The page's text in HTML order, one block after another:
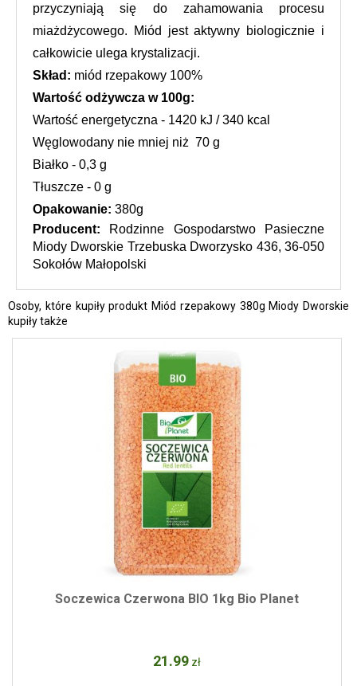
przyczyniają się do zahamowania procesu
miażdżycowego. Miód jest aktywny biologicznie i
całkowicie ulega krystalizacji.
Skład: miód rzepakowy 100%
Wartość odżywcza w 100g:
Wartość energetyczna - 1420 kJ / 340 kcal
Węglowodany nie mniej niż  70 g
Białko - 0,3 g
Tłuszcze - 0 g
Opakowanie: 380g
Producent: Rodzinne Gospodarstwo Pasieczne
Miody Dworskie Trzebuska Dworzysko 436, 36-050
Sokołów Małopolski
Osoby, które kupiły produkt Miód rzepakowy 380g Miody Dworskie
kupiły także
Soczewica Czerwona BIO 1kg Bio Planet
21.99 zł